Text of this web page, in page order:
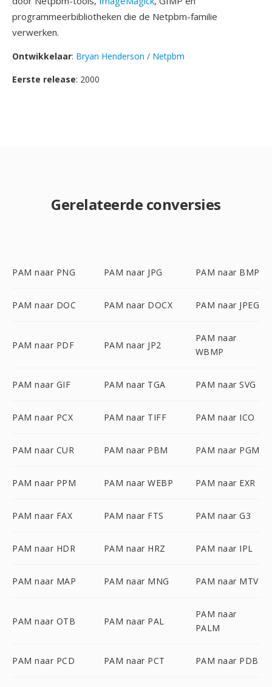
programmeerbibliotheken die de Netpbm-familie
verwerken.
Ontwikkelaar: Bryan Henderson / Netpbm
Eerste release: 2000
Gerelateerde conversies
PAM naar PNG PAM naar JPG PAM naar BMP
PAM naar DOC PAM naar DOCX PAM naar JPEG
PAM naar PDF PAM naar JP2
PAM naar
WBMP
PAM naar GIF PAM naar TGA PAM naar SVG
PAM naar PCX PAM naar TIFF PAM naar ICO
PAM naar CUR PAM naar PBM PAM naar PGM
PAM naar PPM PAM naar WEBP PAM naar EXR
PAM naar FAX PAM naar FTS PAM naar G3
PAM naar HDR PAM naar HRZ PAM naar IPL
PAM naar MAP PAM naar MNG PAM naar MTV
PAM naar OTB PAM naar PAL
PAM naar
PALM
PAM naar PCD PAM naar PCT PAM naar PDB